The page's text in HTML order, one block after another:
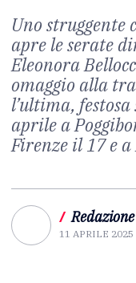
Uno struggente
apre le serate
Eleonora
omaggio alla
l’ultima,
aprile a
Firenze il 17 e
/ Redazione
11 APRILE 2025